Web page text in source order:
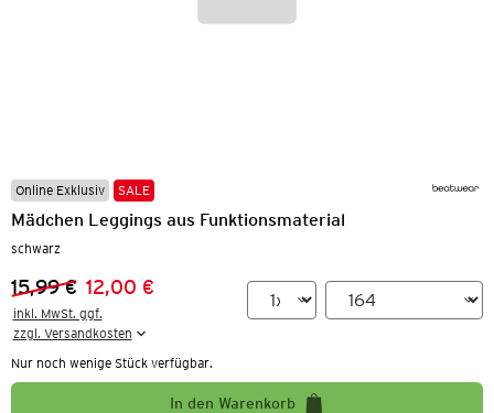
Online Exklusiv SALE
Mädchen Leggings aus Funktionsmaterial
schwarz
Vorheriger Preis:
15,99 €
Neuer Preis:
12,00 €
inkl. MwSt. ggf.
zzgl. Versandkosten
Nur noch wenige Stück verfügbar.
In den Warenkorb